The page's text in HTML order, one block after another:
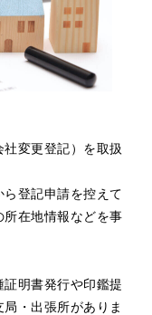
変更登記）を取扱
登記申請を控えて
在地情報などを事
明書発行や印鑑提
・出張所がありま